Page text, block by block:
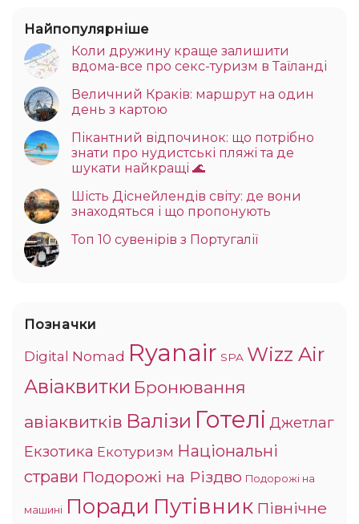
Найпопулярніше
Коли дружину краще залишити
вдома-все про секс-туризм в Таїланді
Величний Краків: маршрут на один
день з картою
Пікантний відпочинок: що потрібно
знати про нудистські пляжі та де
шукати найкращі 🌊
Шість Діснейлендів світу: де вони
знаходяться і що пропонують
Топ 10 сувенірів з Португалії
Позначки
Digital Nomad Ryanair SPA Wizz Air
Авіаквитки Бронювання
авіаквитків Валізи Готелі Джетлаг
Екзотика Екотуризм Національні
страви Подорожі на Різдво Подорожі на
машині Поради Путівник Північне